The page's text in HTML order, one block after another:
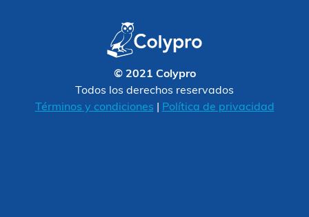
© 2021 Colypro
Todos los derechos reservados
Términos y condiciones
Política de privacidad